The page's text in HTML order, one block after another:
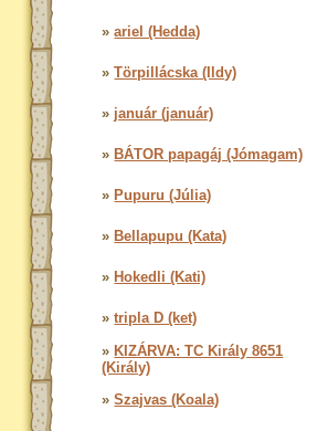
»ariel (Hedda)
»Törpillácska (Ildy)
» január (január)
» BÁTOR papagáj (Jómagam)
» Pupuru (Júlia)
» Bellapupu (Kata)
» Hokedli (Kati)
»tripla D (ket)
» KIZÁRVA: TC Király 8651
(Király)
»Szajvas (Koala)